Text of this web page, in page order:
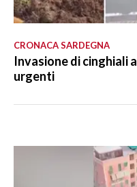
CRONACA SARDEGNA
Invasione di cinghiali
urgenti